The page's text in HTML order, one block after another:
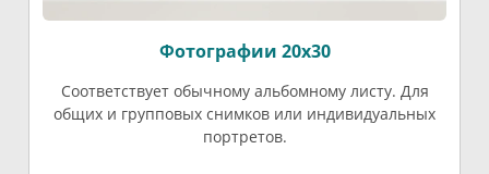
Фотографии 20х30
Соответствует обычному альбомному листу. Для
общих и групповых снимков или индивидуальных
портретов.